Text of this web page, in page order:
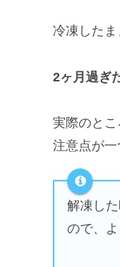
冷凍したま
2ヶ月過ぎ
実際のと
注意点が一
解凍し
ので、